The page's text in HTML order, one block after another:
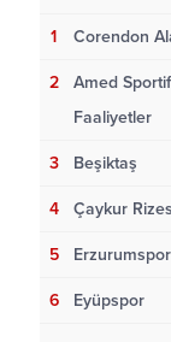
1 Corendon
2
Amed Sportif
Faaliyetler
3 Beşiktaş
4 Çaykur
5
6 Eyüpspor